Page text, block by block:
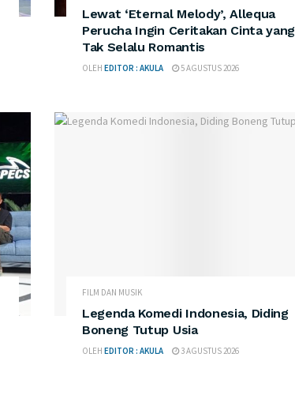
Lewat ‘Eternal Melody’, Allequa
Perucha Ingin Ceritakan Cinta yang
Tak Selalu Romantis
OLEH EDITOR : AKULA 5 AGUSTUS 2026
FILM DAN MUSIK
Legenda Komedi Indonesia, Diding
Boneng Tutup Usia
OLEH EDITOR : AKULA 3 AGUSTUS 2026